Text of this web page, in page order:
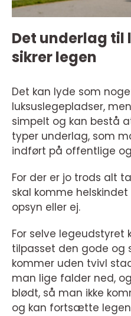
Det underlag til
sikrer legen
Det kan lyde som
luksuslegepladser,
simpelt og kan bestå
typer underlag, som
indført på offentlige
For der er jo trods alt
skal komme
opsyn eller ej.
For selve legeudstyret
tilpasset den gode og
kommer uden tvivl
man lige falder ned,
blødt, så man ikke
og kan fortsætte